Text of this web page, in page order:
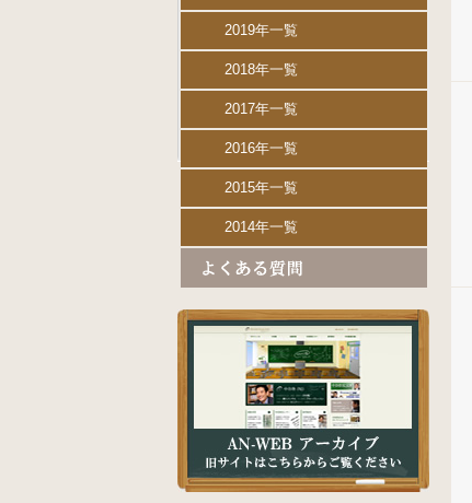
2019年一覧
2018年一覧
2017年一覧
2016年一覧
2015年一覧
2014年一覧